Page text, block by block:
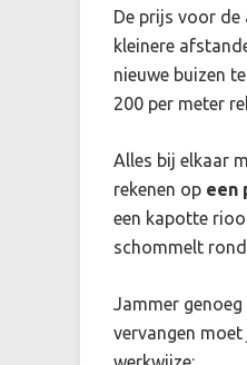
De prijs voor
kleinere
nieuwe buizen
200 per meter
Alles bij elkaar
rekenen op een
een kapotte
schommelt
Jammer
vervangen